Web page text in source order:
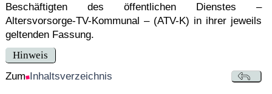
Beschäftigten des öffentlichen Dienstes –
Altersvorsorge-TV-Kommunal – (ATV-K) in ihrer jeweils
geltenden Fassung.
Hinweis
Zum Inhaltsverzeichnis